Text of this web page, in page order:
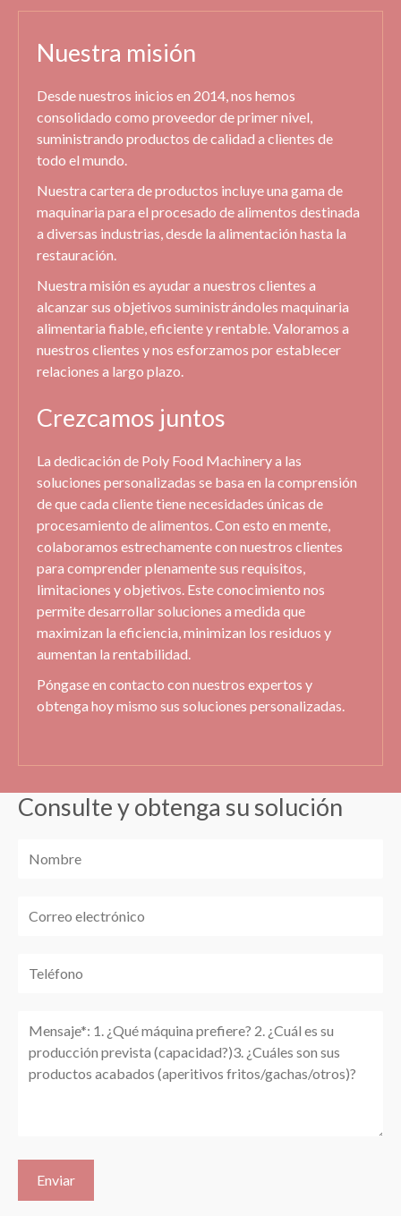
Nuestra misión
Desde nuestros inicios en 2014, nos hemos
consolidado como proveedor de primer nivel,
suministrando productos de calidad a clientes de
todo el mundo.
Nuestra cartera de productos incluye una gama de
maquinaria para el procesado de alimentos destinada
a diversas industrias, desde la alimentación hasta la
restauración.
Nuestra misión es ayudar a nuestros clientes a
alcanzar sus objetivos suministrándoles maquinaria
alimentaria fiable, eficiente y rentable. Valoramos a
nuestros clientes y nos esforzamos por establecer
relaciones a largo plazo.
Crezcamos juntos
La dedicación de Poly Food Machinery a las
soluciones personalizadas se basa en la comprensión
de que cada cliente tiene necesidades únicas de
procesamiento de alimentos. Con esto en mente,
colaboramos estrechamente con nuestros clientes
para comprender plenamente sus requisitos,
limitaciones y objetivos. Este conocimiento nos
permite desarrollar soluciones a medida que
maximizan la eficiencia, minimizan los residuos y
aumentan la rentabilidad.
Póngase en contacto con nuestros expertos y
obtenga hoy mismo sus soluciones personalizadas.
Consulte y obtenga su solución